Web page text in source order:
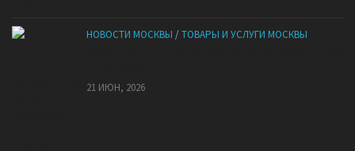
НОВОСТИ МОСКВЫ /ТОВАРЫ И УСЛУГИ МОСКВЫ
21 ИЮН, 2026